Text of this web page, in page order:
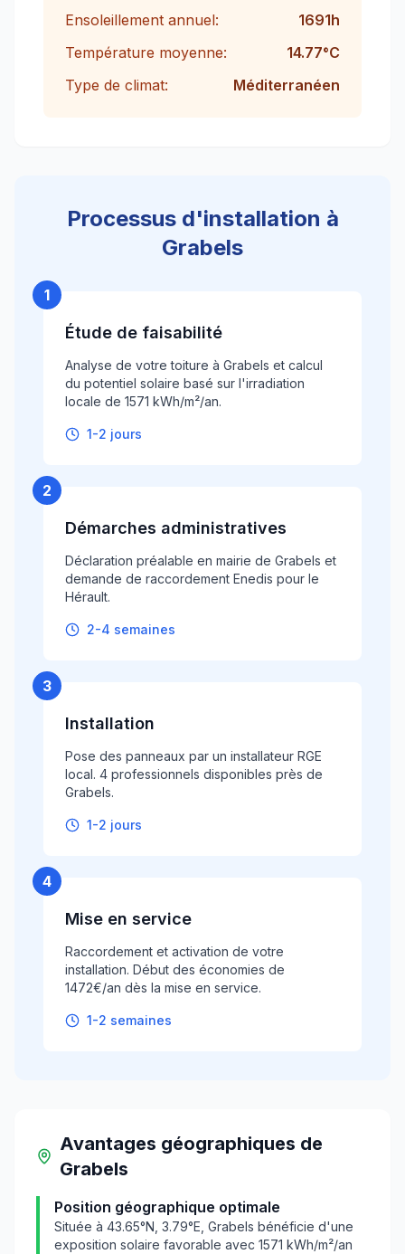
Ensoleillement annuel: 1691h
Température moyenne:
14.77°C
Type de climat:
Méditerranéen
Processus d'installation à
Grabels
1
Étude de faisabilité
Analyse de votre toiture à Grabels et calcul
du potentiel solaire basé sur l'irradiation
locale de 1571 kWh/m²/an.
1-2 jours
2
Démarches administratives
Déclaration préalable en mairie de Grabels et
demande de raccordement Enedis pour le
Hérault.
2-4 semaines
3
Installation
Pose des panneaux par un installateur RGE
local. 4 professionnels disponibles près de
Grabels.
1-2 jours
4
Mise en service
Raccordement et activation de votre
installation. Début des économies de
1472€/an dès la mise en service.
1-2 semaines
Avantages géographiques de
Grabels
Position géographique optimale
Située à 43.65°N, 3.79°E, Grabels bénéficie d'une
exposition solaire favorable avec 1571 kWh/m²/an